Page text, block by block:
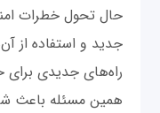
حال تحول خطرات
جدید و استفاده از
راه‌های جدیدی برای
همین مسئله باعث